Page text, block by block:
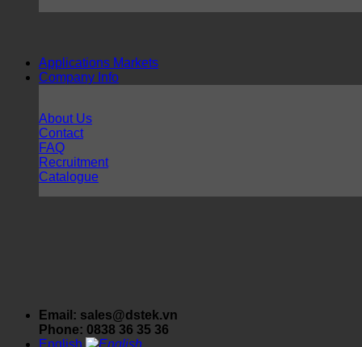
Applications Markets
Company Info
About Us
Contact
FAQ
Recruitment
Catalogue
Email: sales@dstek.vn
Phone: 0838 36 35 36
English